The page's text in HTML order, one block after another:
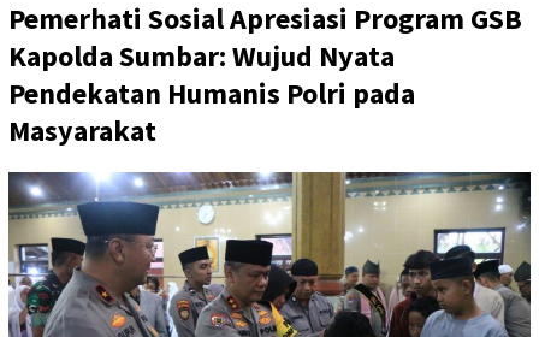
Pemerhati Sosial Apresiasi Program GSB
Kapolda Sumbar: Wujud Nyata
Pendekatan Humanis Polri pada
Masyarakat